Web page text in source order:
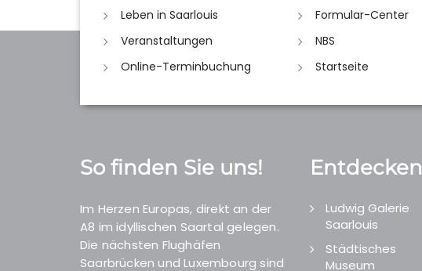
Leben in Saarlouis
Formular-Center
Veranstaltungen
NBS
Online-Terminbuchung
Startseite
So finden Sie uns!
Im Herzen Europas, direkt an der
A8 im idyllischen Saartal gelegen.
Die nächsten Flughäfen
Saarbrücken und Luxembourg sind
Entdecken
Ludwig Galerie
Saarlouis
Städtisches
Museum